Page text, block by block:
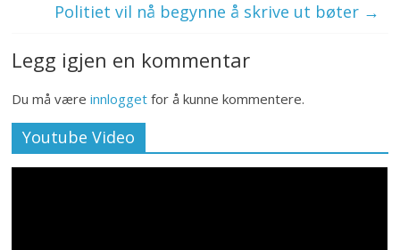
Politiet vil nå begynne å skrive ut bøter →
Legg igjen en kommentar
Du må væreinnlogget for å kunne kommentere.
Youtube Video